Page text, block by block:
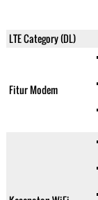
LTE Category (DL)
Fitur Modem